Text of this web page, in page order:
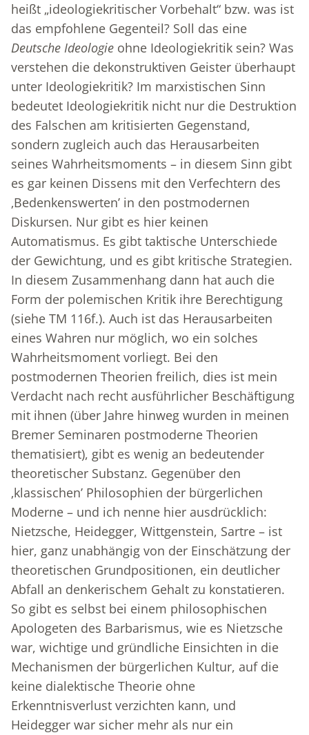
heißt „ideologiekritischer Vorbehalt“ bzw. was ist
das empfohlene Gegenteil? Soll das eine
Deutsche Ideologie ohne Ideologiekritik sein? Was
verstehen die dekonstruktiven Geister überhaupt
unter Ideologiekritik? Im marxistischen Sinn
bedeutet Ideologiekritik nicht nur die Destruktion
des Falschen am kritisierten Gegenstand,
sondern zugleich auch das Herausarbeiten
seines Wahrheitsmoments – in diesem Sinn gibt
es gar keinen Dissens mit den Verfechtern des
‚Bedenkenswerten’ in den postmodernen
Diskursen. Nur gibt es hier keinen
Automatismus. Es gibt taktische Unterschiede
der Gewichtung, und es gibt kritische Strategien.
In diesem Zusammenhang dann hat auch die
Form der polemischen Kritik ihre Berechtigung
(siehe TM 116f.). Auch ist das Herausarbeiten
eines Wahren nur möglich, wo ein solches
Wahrheitsmoment vorliegt. Bei den
postmodernen Theorien freilich, dies ist mein
Verdacht nach recht ausführlicher Beschäftigung
mit ihnen (über Jahre hinweg wurden in meinen
Bremer Seminaren postmoderne Theorien
thematisiert), gibt es wenig an bedeutender
theoretischer Substanz. Gegenüber den
‚klassischen’ Philosophien der bürgerlichen
Moderne – und ich nenne hier ausdrücklich:
Nietzsche, Heidegger, Wittgenstein, Sartre – ist
hier, ganz unabhängig von der Einschätzung der
theoretischen Grundpositionen, ein deutlicher
Abfall an denkerischem Gehalt zu konstatieren.
So gibt es selbst bei einem philosophischen
Apologeten des Barbarismus, wie es Nietzsche
war, wichtige und gründliche Einsichten in die
Mechanismen der bürgerlichen Kultur, auf die
keine dialektische Theorie ohne
Erkenntnisverlust verzichten kann, und
Heidegger war sicher mehr als nur ein